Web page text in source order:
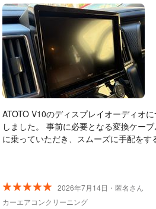
ATOTO V10のディスプレイオーディオ
しました。 事前に必要となる変換ケー
に乗っていただき、スムーズに手配を
純正品でなくはまりにくい状況だった
は本当にありがとうございました。
2026年7月14日・匿名さん
カーエアコンクリーニング